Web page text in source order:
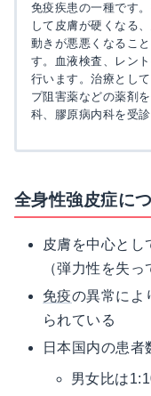
免疫疾患の一種です
して皮膚が硬くなる
動きが悪悪くなるこ
す。血液検査、レン
行います。治療とし
プ阻害薬などの薬剤
科、膠原病内科を受診
全身性強皮症に
皮膚を中心とし
（弾力性を失
免疫の異常によ
られている
日本国内の患者
男女比は